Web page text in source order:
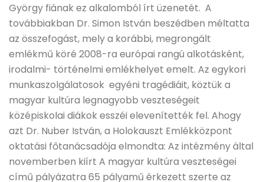
György fiának ez alkalomból írt üzenetét. A
továbbiakban Dr. Simon István beszédben méltatta
az összefogást, mely a korábbi, megrongált
emlékmű köré 2008-ra európai rangú alkotásként,
irodalmi- történelmi emlékhelyet emelt. Az egykori
munkaszolgálatosok egyéni tragédiáit, köztük a
magyar kultúra legnagyobb veszteségeit
középiskolai diákok esszéi elevenítették fel. Ahogy
azt Dr. Nuber István, a Holokauszt Emlékközpont
oktatási főtanácsadója elmondta: Az intézmény által
novemberben kiírt A magyar kultúra veszteségei
című pályázatra 65 pályamű érkezett szerte az